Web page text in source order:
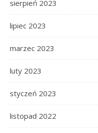
sierpień 2023
lipiec 2023
marzec 2023
luty 2023
styczeń 2023
listopad 2022